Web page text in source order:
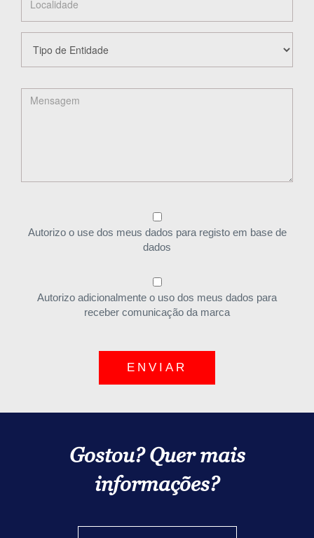
Autorizo o use dos meus dados para registo em base de
dados
Autorizo adicionalmente o uso dos meus dados para
receber comunicação da marca
ENVIAR
Gostou? Quer mais
informações?